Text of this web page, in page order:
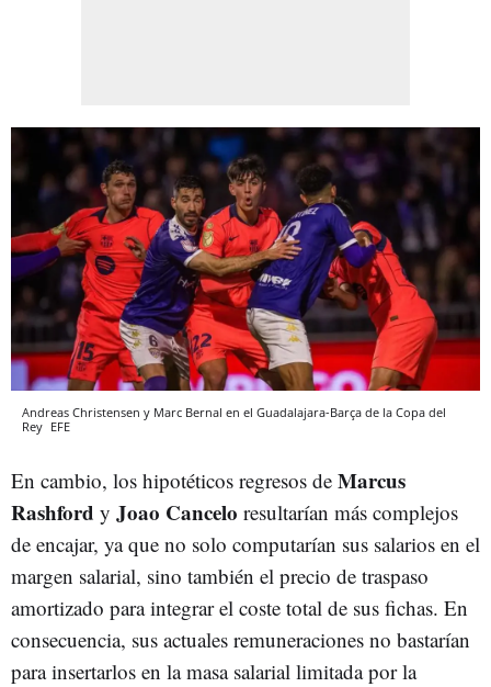
Andreas Christensen y Marc Bernal en el Guadalajara-Barça de la Copa del
Rey EFE
En cambio, los hipotéticos regresos de Marcus
Rashford y Joao Cancelo resultarían más complejos
de encajar, ya que no solo computarían sus salarios en el
margen salarial, sino también el precio de traspaso
amortizado para integrar el coste total de sus fichas. En
consecuencia, sus actuales remuneraciones no bastarían
para insertarlos en la masa salarial limitada por la